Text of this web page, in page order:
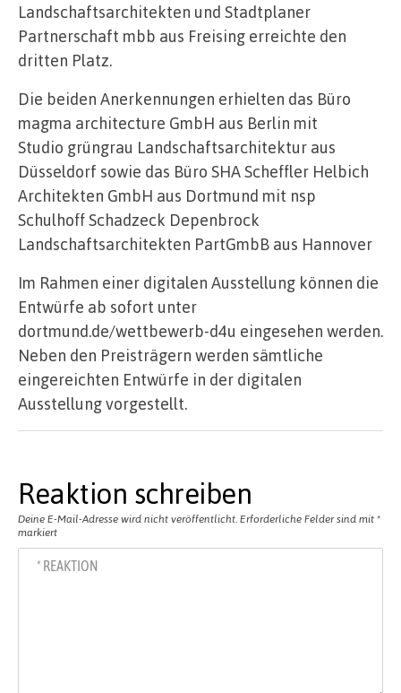
Landschaftsarchitekten und Stadtplaner
Partnerschaft mbb aus Freising erreichte den
dritten Platz.
Die beiden Anerkennungen erhielten das Büro
magma architecture GmbH aus Berlin mit
Studio grüngrau Landschaftsarchitektur aus
Düsseldorf sowie das Büro SHA Scheffler Helbich
Architekten GmbH aus Dortmund mit nsp
Schulhoff Schadzeck Depenbrock
Landschaftsarchitekten PartGmbB aus Hannover
Im Rahmen einer digitalen Ausstellung können die
Entwürfe ab sofort unter
dortmund.de/wettbewerb-d4u eingesehen werden.
Neben den Preisträgern werden sämtliche
eingereichten Entwürfe in der digitalen
Ausstellung vorgestellt.
Reaktion schreiben
Deine E-Mail-Adresse wird nicht veröffentlicht. Erforderliche Felder sind mit *
markiert